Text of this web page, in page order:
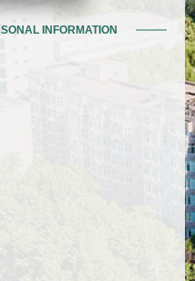
INFORMATION